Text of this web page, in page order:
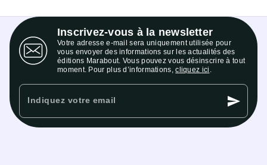
Inscrivez-vous à la newsletter
Votre adresse e-mail sera uniquement utilisée pour
vous envoyer des informations sur les actualités des
éditions Marabout. Vous pouvez vous désinscrire à tout
moment. Pour plus d’informations,cliquez ici .
Indiquez votre email send